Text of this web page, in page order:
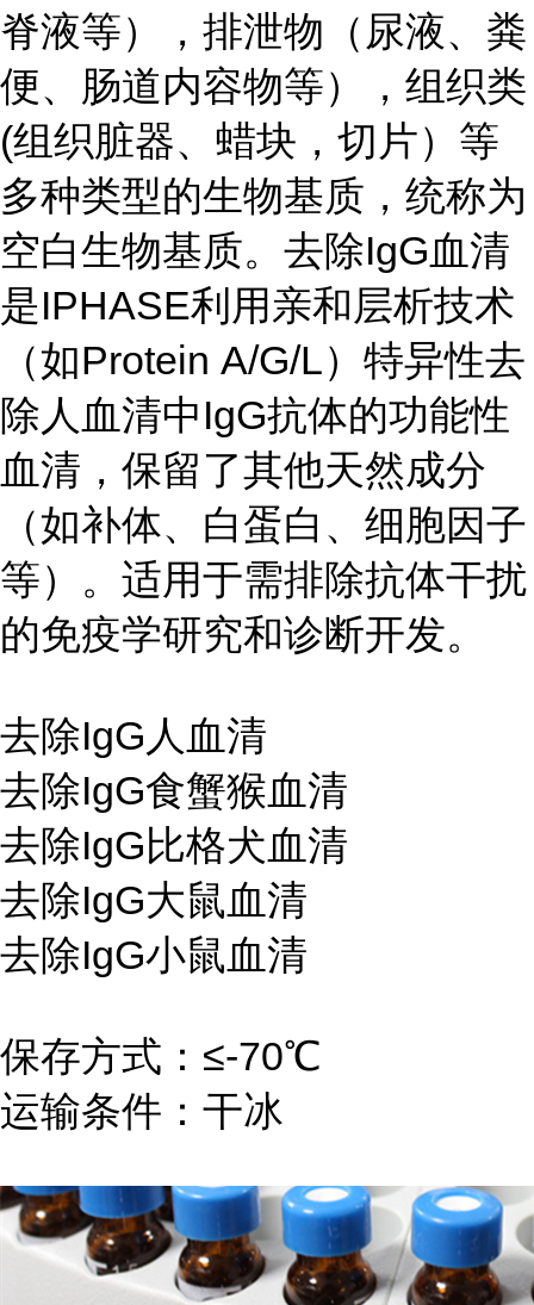
脊液等），排泄物（尿液、粪
便、肠道内容物等），组织类
(组织脏器、蜡块，切片）等
多种类型的生物基质，统称为
空白生物基质。去除IgG血清
是IPHASE利用亲和层析技术
（如Protein A/G/L）特异性去
除人血清中IgG抗体的功能性
血清，保留了其他天然成分
（如补体、白蛋白、细胞因子
等）。适用于需排除抗体干扰
的免疫学研究和诊断开发。
去除IgG人血清
去除IgG食蟹猴血清
去除IgG比格犬血清
去除IgG大鼠血清
去除IgG小鼠血清
保存方式：≤-70℃
运输条件：干冰